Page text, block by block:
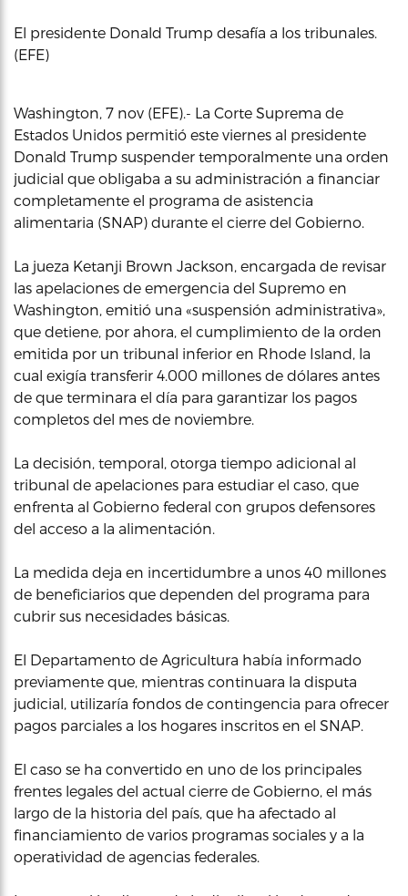
El presidente Donald Trump desafía a los tribunales.
(EFE)
Washington, 7 nov (EFE).- La Corte Suprema de
Estados Unidos permitió este viernes al presidente
Donald Trump suspender temporalmente una orden
judicial que obligaba a su administración a financiar
completamente el programa de asistencia
alimentaria (SNAP) durante el cierre del Gobierno.
La jueza Ketanji Brown Jackson, encargada de revisar
las apelaciones de emergencia del Supremo en
Washington, emitió una «suspensión administrativa»,
que detiene, por ahora, el cumplimiento de la orden
emitida por un tribunal inferior en Rhode Island, la
cual exigía transferir 4.000 millones de dólares antes
de que terminara el día para garantizar los pagos
completos del mes de noviembre.
La decisión, temporal, otorga tiempo adicional al
tribunal de apelaciones para estudiar el caso, que
enfrenta al Gobierno federal con grupos defensores
del acceso a la alimentación.
La medida deja en incertidumbre a unos 40 millones
de beneficiarios que dependen del programa para
cubrir sus necesidades básicas.
El Departamento de Agricultura había informado
previamente que, mientras continuara la disputa
judicial, utilizaría fondos de contingencia para ofrecer
pagos parciales a los hogares inscritos en el SNAP.
El caso se ha convertido en uno de los principales
frentes legales del actual cierre de Gobierno, el más
largo de la historia del país, que ha afectado al
financiamiento de varios programas sociales y a la
operatividad de agencias federales.